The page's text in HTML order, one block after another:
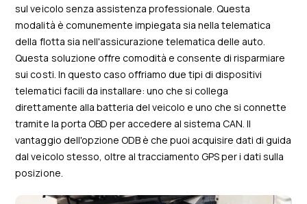
sul veicolo senza assistenza professionale. Questa
modalità è comunemente impiegata sia nella telematica
della flotta sia nell'assicurazione telematica delle auto.
Questa soluzione offre comodità e consente di risparmiare
sui costi. In questo caso offriamo due tipi di dispositivi
telematici facili da installare: uno che si collega
direttamente alla batteria del veicolo e uno che si connette
tramite la porta OBD per accedere al sistema CAN. Il
vantaggio dell'opzione ODB è che puoi acquisire dati di guida
dal veicolo stesso, oltre al tracciamento GPS per i dati sulla
posizione.